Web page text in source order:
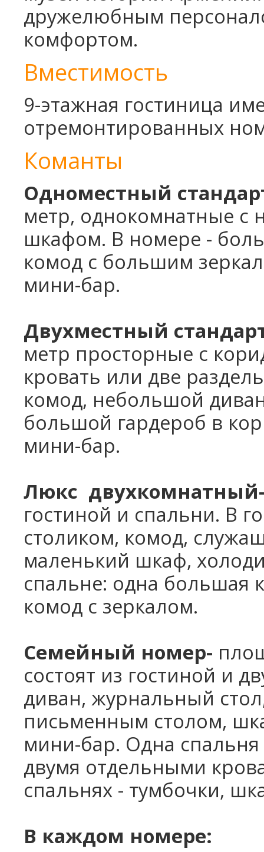
Винный Тур - 4 дня
Школьные каникулы в Армении -
5 дней
7 дней
дружелюбным
комфортом.
Вместимость
9-этажная гостиница
отремонтированных
Команты
Одноместный
метр, однокомнатные
шкафом. В номере -
комод с большим
мини-бар.
Двухместный
метр просторные с
кровать или две
комод, небольшой
большой гардероб в
мини-бар.
Люкс двухкомнатный
гостиной и спальни. В
столиком, комод,
маленький шкаф,
спальне: одна большая
комод с зеркалом.
Семейный номер-
состоят из гостиной и
диван, журнальный
письменным столом,
мини-бар. Одна
двумя отдельными
спальнях - тумбочки,
В каждом номере: